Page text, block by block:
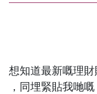
想知道最新嘅理
，同埋緊貼我哋